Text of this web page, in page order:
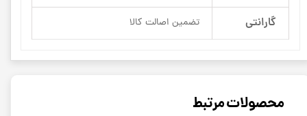
گارانتی تضمین اصالت کالا
محصولات مرتبط